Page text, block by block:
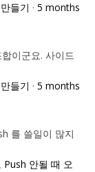
들기 · 5 months
이군요. 사이드
들기 · 5 months
를 쓸일이 많지
안될 때 오